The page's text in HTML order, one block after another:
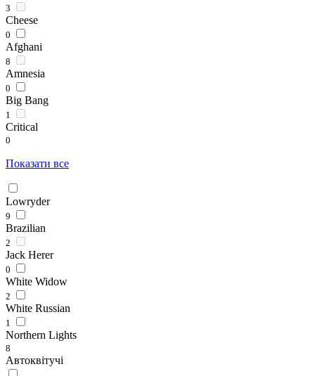
3
Cheese
0
Afghani
8
Amnesia
0
Big Bang
1
Critical
0
Показати все
Lowryder
9
Brazilian
2
Jack Herer
0
White Widow
2
White Russian
1
Northern Lights
8
Автоквітучі